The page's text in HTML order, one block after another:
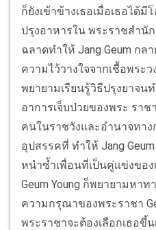
ก็ยังเข้าข้างเธอเมื่อเธอได้มี
ปรุงอาหารใน พระราชสำนั
ฉลาดทำให้ Jang Geum กล
ความไว้วางใจจากเชื้อพระว
พยายามเรียนรู้วิธีปรุงยาจน
อาการเจ็บป่วยของพระ รา
คนในราชวังและอำนาจทาง
อุปสรรคที่ ทำให้ Jang
หนําซํ้าเพื่อนที่เป็นคู่แข่งของ
Geum Young ก็พยายามหา
ความกรุณาของพระราชา
พระราชาจะต้องเลือกเธอขึ้